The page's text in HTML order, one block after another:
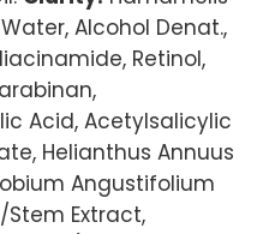
Alcohol Denat.,
Retinol,
Acid, Acetylsalicylic
Helianthus Annuus
Angustifolium
Extract,